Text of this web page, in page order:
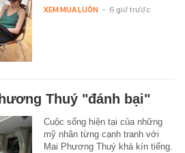
XEM MUA LUÔN - 6 giờ trước
Thuý "đánh bại"
Cuộc sống hiện tại của những
mỹ nhân từng cạnh tranh với
Mai Phương Thuý khá kín tiếng.